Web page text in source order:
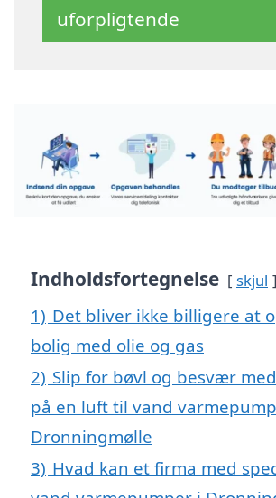
uforpligtende
Indholdsfortegnelse skjul
1) Det bliver ikke billigere at
bolig med olie og gas
2) Slip for bøvl og besvær
på en luft til vand
Dronningmølle
3) Hvad kan et firma med